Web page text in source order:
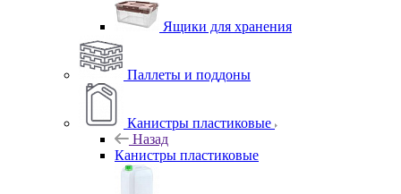
Ящики для хранения
Паллеты и поддоны
Канистры пластиковые
Назад
Канистры пластиковые